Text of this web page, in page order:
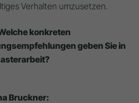
Verhalten umzusetzen.
konkreten
geben Sie in
Bruckner: